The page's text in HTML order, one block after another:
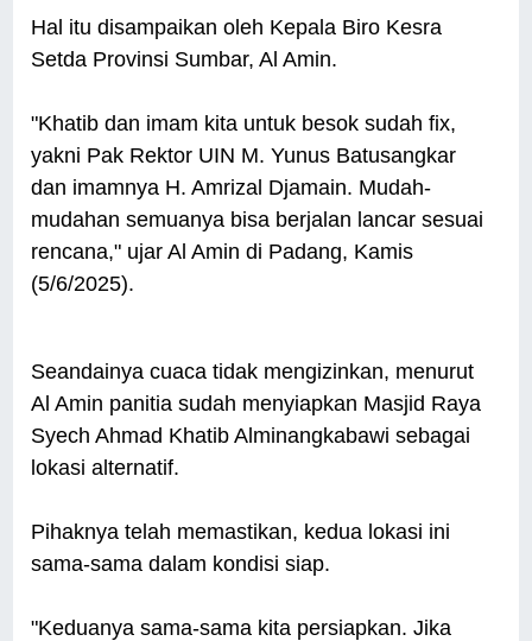
Hal itu disampaikan oleh Kepala Biro Kesra
Setda Provinsi Sumbar, Al Amin.
"Khatib dan imam kita untuk besok sudah fix,
yakni Pak Rektor UIN M. Yunus Batusangkar
dan imamnya H. Amrizal Djamain. Mudah-
mudahan semuanya bisa berjalan lancar sesuai
rencana," ujar Al Amin di Padang, Kamis
(5/6/2025).
Seandainya cuaca tidak mengizinkan, menurut
Al Amin panitia sudah menyiapkan Masjid Raya
Syech Ahmad Khatib Alminangkabawi sebagai
lokasi alternatif.
Pihaknya telah memastikan, kedua lokasi ini
sama-sama dalam kondisi siap.
"Keduanya sama-sama kita persiapkan. Jika